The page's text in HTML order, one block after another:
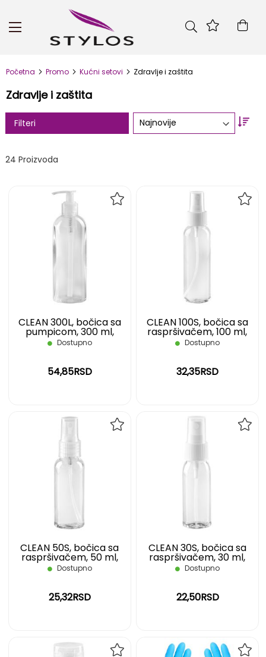
Skip
Početna Promo Kućni setovi Zdravlje i zaštita
Zdravlje i zaštita
24 Proizvoda
Set
CLEAN 300L, bočica sa
pumpicom, 300 ml,
transparentna
Dostupno
54,85RSD
CLEAN 100S, bočica sa
raspršivačem, 100 ml,
bela
Dostupno
32,35RSD
CLEAN 50S, bočica sa
raspršivačem, 50 ml,
transparentna
Dostupno
25,32RSD
CLEAN 30S, bočica sa
raspršivačem, 30 ml,
transparentna
Dostupno
22,50RSD
Filteri